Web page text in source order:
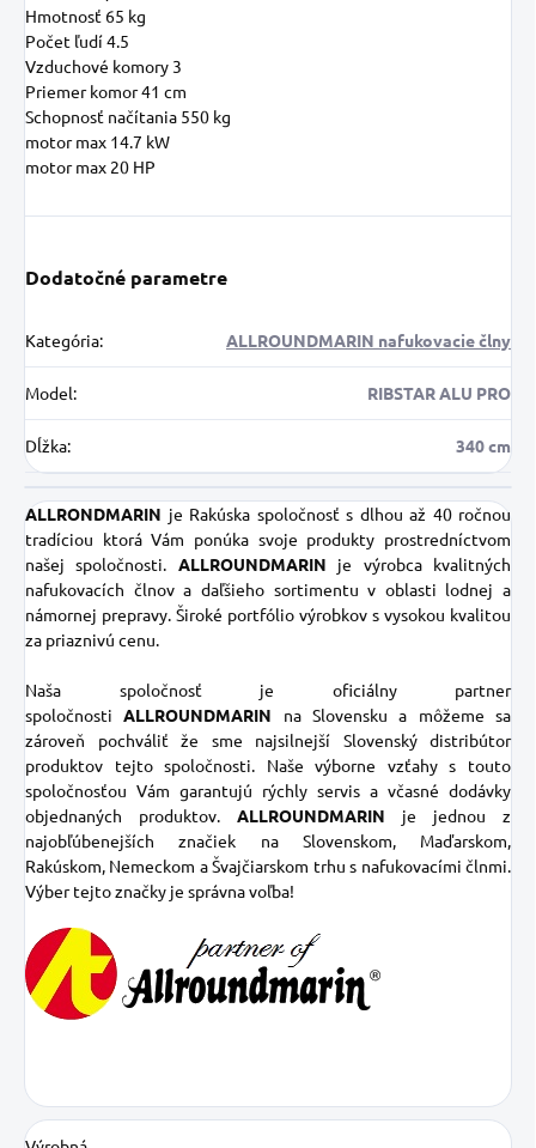
Hmotnosť 65 kg
Počet ľudí4.5
Vzduchové komory 3
Priemer komor41 cm
Schopnosť načítania 550 kg
motor max 14.7 kW
motor max 20 HP
Dodatočné parametre
Kategória: ALLROUNDMARIN nafukovacie člny
Model: RIBSTAR ALU PRO
Dĺžka: 340 cm
ALLRONDMARIN je Rakúska spoločnosť s dlhou až 40 ročnou
tradíciou ktorá Vám ponúka svoje produkty prostredníctvom
našej spoločnosti. ALLROUNDMARIN je výrobca kvalitných
nafukovacích člnov a daľšieho sortimentu v oblasti lodnej a
námornej prepravy. Široké portfólio výrobkov s vysokou kvalitou
za priaznivú cenu.
Naša spoločnosť je oficiálny partner
spoločnostiALLROUNDMARIN na Slovensku a môžeme sa
zároveň pochváliť že sme najsilnejší Slovenský distribútor
produktov tejto spoločnosti. Naše výborne vzťahy s touto
spoločnosťou Vám garantujú rýchly servis a včasné dodávky
objednaných produktov. ALLROUNDMARIN je jednou z
najobľúbenejších značiek na Slovenskom, Maďarskom,
Rakúskom, Nemeckom a Švajčiarskom trhu s nafukovacími člnmi.
Výber tejto značky je správna voľba!